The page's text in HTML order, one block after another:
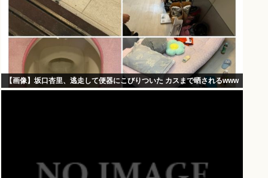
【画像】坂口杏里、逃走して便器にこびりついた カスまで晒されるwww